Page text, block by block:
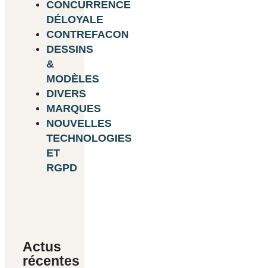
CONCURRENCE
DÉLOYALE
CONTREFACON
DESSINS
&
MODÈLES
DIVERS
MARQUES
NOUVELLES
TECHNOLOGIES
ET
RGPD
Actus
récentes